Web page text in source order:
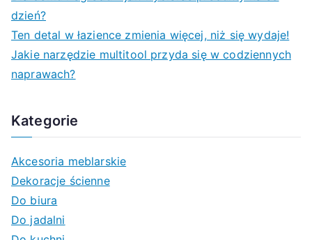
dzień?
Ten detal w łazience zmienia więcej, niż się wydaje!
Jakie narzędzie multitool przyda się w codziennych
naprawach?
Kategorie
Akcesoria meblarskie
Dekoracje ścienne
Do biura
Do jadalni